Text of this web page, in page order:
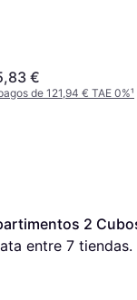
€
de 121,94 € TAE 0%¹
2
entre 7 tiendas.